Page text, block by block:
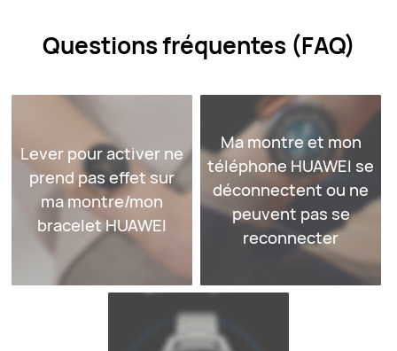
Questions fréquentes (FAQ)
Lever pour activer ne
prend pas effet sur
ma montre/mon
bracelet HUAWEI
Ma montre et mon
téléphone HUAWEI se
déconnectent ou ne
peuvent pas se
reconnecter